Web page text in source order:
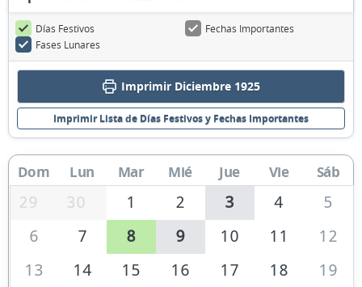
Días Festivos
Fechas Importantes
Fases Lunares
Imprimir Diciembre 1925
Imprimir Lista de Días Festivos y Fechas Importantes
Dom Lun Mar Mié Jue Vie Sáb
29 30 1 2 3 4
5
6
7 8 9 10 11
12
13
14 15 16 17 18
19